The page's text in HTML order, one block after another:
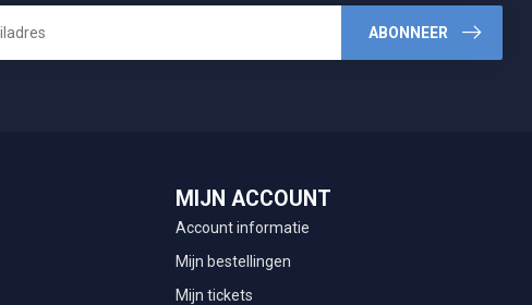
ABONNEER
MIJN ACCOUNT
Account informatie
Mijn bestellingen
Mijn tickets